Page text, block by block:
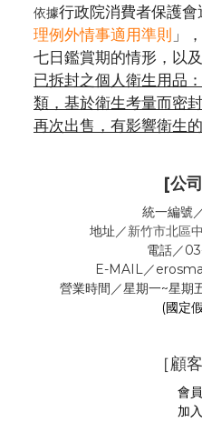
依據行政院消費者保護會
理例外情事適用準則 」
七日鑑賞期的情形，以
已拆封之個人衛生用品
類，基於衛生考量而密
再次出售，有影響衛生的
[公
統一編號
地址／新竹市北區
電話／
E-MAIL／
營業時間／星期一~星
(國定
［顧
會
加